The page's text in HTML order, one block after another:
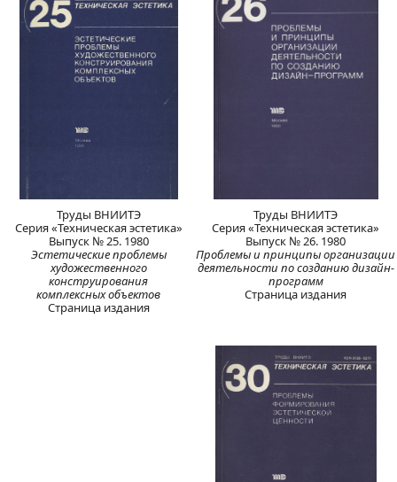
Труды ВНИИТЭ
Серия «Техническая эстетика»
Выпуск № 25. 1980
Эстетические проблемы
художественного
конструирования
комплексных объектов
Страница издания
Труды ВНИИТЭ
Серия «Техническая эстетика»
Выпуск № 26. 1980
Проблемы и принципы организации
деятельности по созданию дизайн-
программ
Страница издания